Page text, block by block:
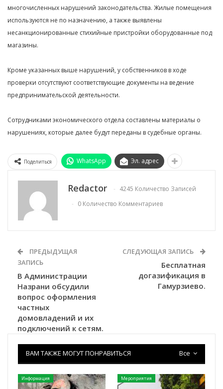
многочисленных нарушений законодательства. Жилые помещения
используются не по назначению, а также выявлены
несанкционированные стихийные пристройки оборудованные под
магазины.
Кроме указанных выше нарушений, у собственников в ходе
проверки отсутствуют соответствующие документы на ведение
предпринимательской деятельности.
Сотрудниками экономического отдела составлены материалы о
нарушениях, которые далее будут переданы в судебные органы.
Поделиться WhatsApp Эл. адрес
Redactor
4245 Количество Записей
0 Количество Комментариев
ПРЕДЫДУЩАЯ
ЗАПИСЬ
В Администрации
Назрани обсудили
вопрос оформления
частных
домовладений и их
подключений к сетям.
СЛЕДУЮЩАЯ ЗАПИСЬ
Бесплатная
догазификация в
Гамурзиево.
Все
ВАМ ТАКЖЕ МОГУТ ПОНРАВИТЬСЯ
Информация Мероприятия